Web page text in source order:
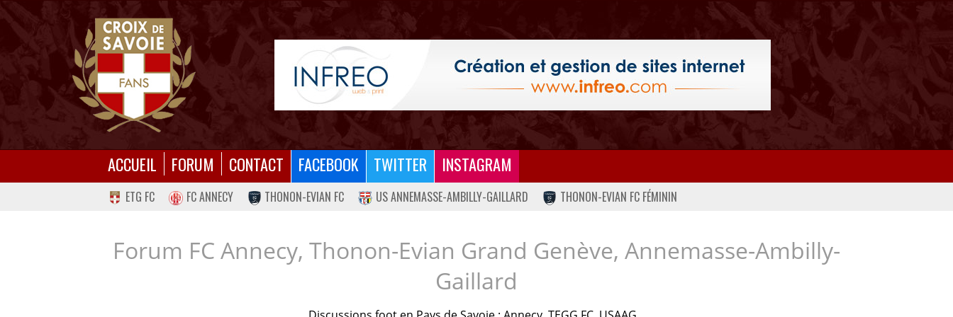
ACCUEIL FORUM CONTACT FACEBOOK TWITTER INSTAGRAM
ETG FC FC ANNECY THONON-EVIAN FC US ANNEMASSE-AMBILLY-GAILLARD THONON-EVIAN FC FÉMININ
Forum FC Annecy, Thonon-Evian Grand Genève, Annemasse-Ambilly-
Gaillard